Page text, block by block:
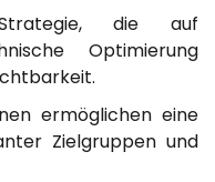
die auf
Optimierung
ermöglichen eine
Zielgruppen und